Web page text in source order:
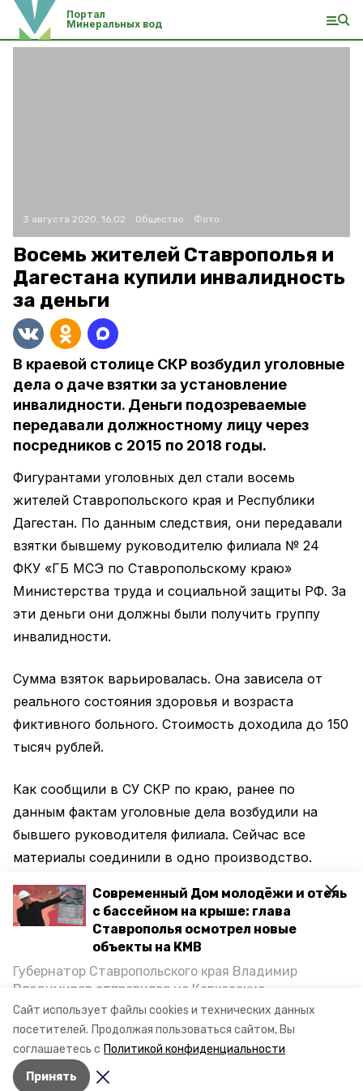
Сайт использует файлы cookies и технических данных
посетителей. Продолжая пользоваться сайтом, Вы
соглашаетесь с Политикой конфиденциальности
Принять
Современный Дом молодёжи и отель
с бассейном на крыше: глава
Ставрополья осмотрел новые
объекты на КМВ
Губернатор Ставропольского края Владимир
Владимиров отправился на Кавказские
Минеральные Воды, чтобы проинспектировать
строительство объектов в Кисловодске и
Минводах, а также выслушать предложения о
постройке новых точек притяжения для местных
жителей. Подробнее — в материале «Победы26».
Портал
Минеральных вод
3 августа 2020, 16:02 Общество Фото:
Восемь жителей Ставрополья и
Дагестана купили инвалидность
за деньги
В краевой столице СКР возбудил уголовные
дела о даче взятки за установление
инвалидности. Деньги подозреваемые
передавали должностному лицу через
посредников с 2015 по 2018 годы.
Фигурантами уголовных дел стали восемь
жителей Ставропольского края и Республики
Дагестан. По данным следствия, они передавали
взятки бывшему руководителю филиала № 24
ФКУ «ГБ МСЭ по Ставропольскому краю»
Министерства труда и социальной защиты РФ. За
эти деньги они должны были получить группу
инвалидности.
Сумма взяток варьировалась. Она зависела от
реального состояния здоровья и возраста
фиктивного больного. Стоимость доходила до 150
тысяч рублей.
Как сообщили в СУ СКР по краю, ранее по
данным фактам уголовные дела возбудили на
бывшего руководителя филиала. Сейчас все
материалы соединили в одно производство.
Ранее сообщалось, что на Ставрополье двух
бывших полицейскихуличили
Фото: СУ СКР по краю
Авторы: Ольга Дьякова